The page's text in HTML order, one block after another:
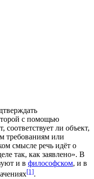
с помощью
ли объект,
требованиям или
смысле речь идёт о
так, как заявлено». В
и в философском, и в
[1].